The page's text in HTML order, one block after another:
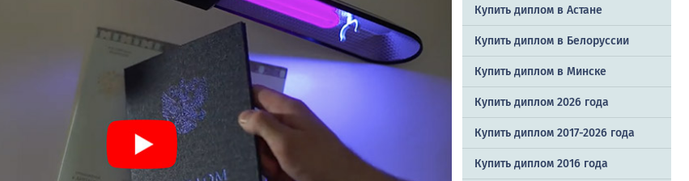
Купить диплом в Астане
Купить диплом в Белоруссии
Купить диплом в Минске
Купить диплом 2026 года
Купить диплом 2017-2026 года
Купить диплом 2016 года